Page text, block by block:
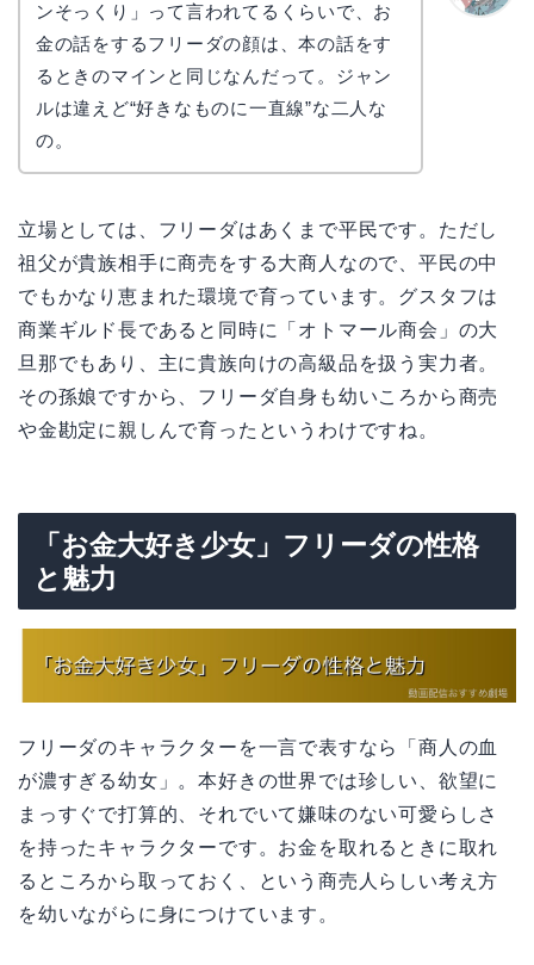
ンそっくり」って言われてるくらいで、お
金の話をするフリーダの顔は、本の話をす
るときのマインと同じなんだって。ジャン
ルは違えど“好きなものに一直線”な二人な
の。
立場としては、フリーダはあくまで平民です。ただし
祖父が貴族相手に商売をする大商人なので、平民の中
でもかなり恵まれた環境で育っています。グスタフは
商業ギルド長であると同時に「オトマール商会」の大
旦那でもあり、主に貴族向けの高級品を扱う実力者。
その孫娘ですから、フリーダ自身も幼いころから商売
や金勘定に親しんで育ったというわけですね。
「お金大好き少女」フリーダの性格
と魅力
フリーダのキャラクターを一言で表すなら「商人の血
が濃すぎる幼女」。本好きの世界では珍しい、欲望に
まっすぐで打算的、それでいて嫌味のない可愛らしさ
を持ったキャラクターです。お金を取れるときに取れ
るところから取っておく、という商売人らしい考え方
を幼いながらに身につけています。